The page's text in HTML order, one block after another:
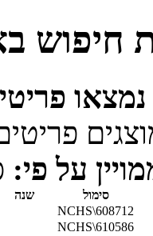
חיפוש
נמצאו
על פי:
שנה
סימול
NCHS\608712
NCHS\610586